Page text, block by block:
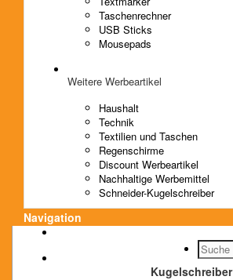
Taschenrechner
USB Sticks
Mousepads
Weitere Werbeartikel
Haushalt
Technik
Textilien und Taschen
Regenschirme
Discount Werbeartikel
Nachhaltige Werbemittel
Schneider-Kugelschreiber
Navigation
Kugelschreiber